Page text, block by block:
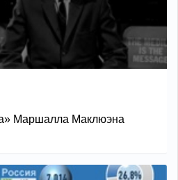
Маршалла Маклюэна